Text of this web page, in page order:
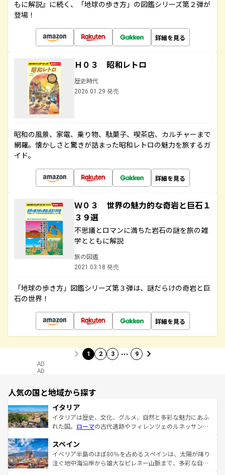
もに解説』に続く、「地球の歩き方」の図鑑シリーズ第２弾が
登場！
詳細を見る
Ｈ０３ 昭和レトロ
歴史時代
2026.01.29 発売
昭和の風景、家電、乗り物、駄菓子、喫茶店、カルチャーまで
網羅。懐かしさと驚きが詰まった昭和レトロの魅力を旅するガ
イド。
詳細を見る
Ｗ０３ 世界の魅力的な奇岩と巨石１
３９選
不思議とロマンに満ちた岩石の謎を旅の雑
学とともに解説
旅の図鑑
2021.03.18 発売
「地球の歩き方」図鑑シリーズ第３弾は、謎だらけの奇岩と巨
石の世界！
詳細を見る
1 2 3 … 9
AD
AD
人気の国と地域から探す
イタリア
イタリアは歴史、文化、グルメ、自然と多彩な魅力にあふ
れた国。 ローマの古代遺跡やフィレンツェのルネッサンス
ろん、トスカーナの美しい田園風景やアマルフィ海岸の絶
景など、自然景観も見逃せない。観光の合間には、本場の
ピザやパスタなど、絶品のイタリア料理を堪能することも
スペイン
イベリア半島のほぼ80％を占めるスペインは、太陽が降り
注ぐ地中海沿岸から雄大なピレネー山脈まで、多彩な自然